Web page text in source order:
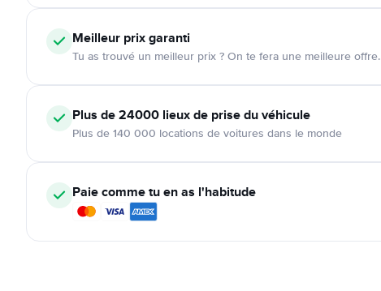
Meilleur prix garanti
Tu as trouvé un meilleur prix ? On te fera une meilleure offre.
Plus de 24000 lieux de prise du véhicule
Plus de 140 000 locations de voitures dans le monde
Paie comme tu en as l'habitude